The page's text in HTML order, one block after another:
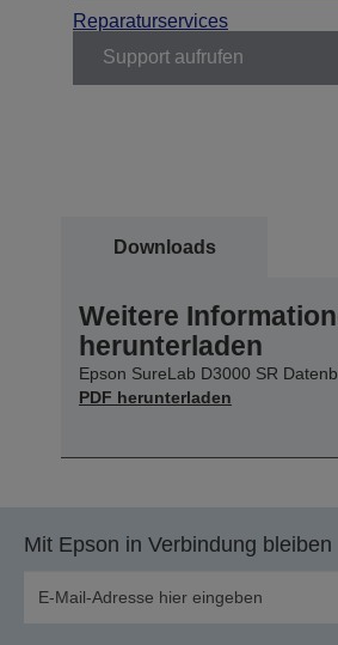
Reparaturservices
Support aufrufen
Downloads
Weitere
herunterladen
Epson SureLab D3000 SR
PDF herunterladen
Mit Epson in Verbindung bleiben